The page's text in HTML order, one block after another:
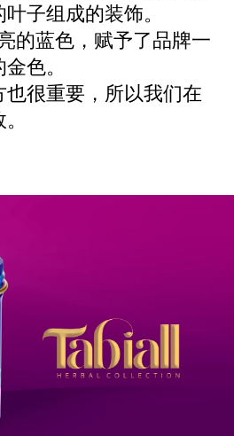
子组成的装饰。
的蓝色，赋予了品牌一
色。
很重要，所以我们在